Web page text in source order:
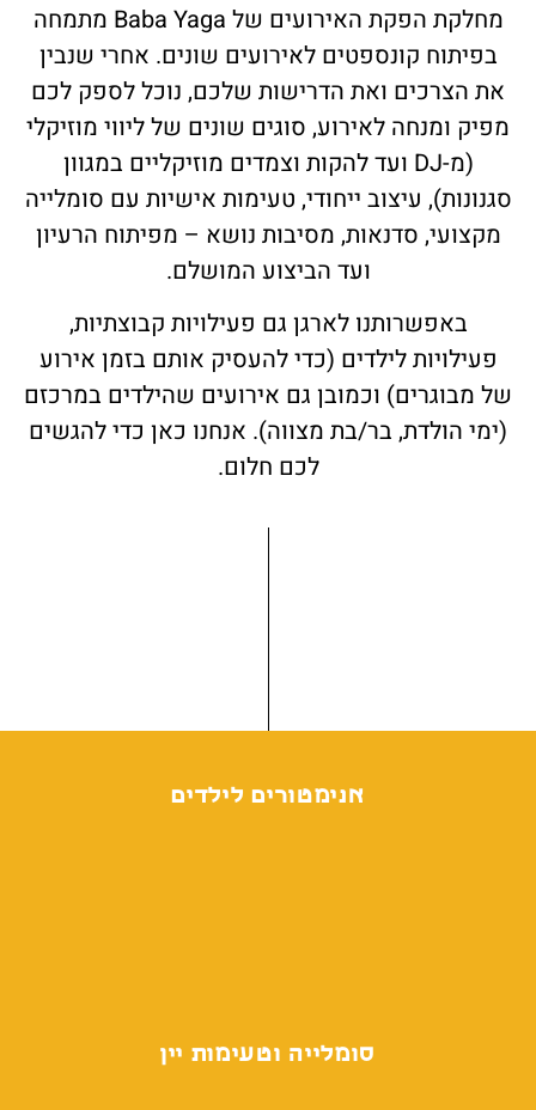
מחלקת הפקת האירועים של Baba Yaga מתמחה
בפיתוח קונספטים לאירועים שונים. אחרי שנבין
את הצרכים ואת הדרישות שלכם, נוכל לספק לכם
מפיק ומנחה לאירוע, סוגים שונים של ליווי מוזיקלי
(מ-DJ ועד להקות וצמדים מוזיקליים במגוון
סגנונות), עיצוב ייחודי, טעימות אישיות עם סומלייה
מקצועי, סדנאות, מסיבות נושא – מפיתוח הרעיון
ועד הביצוע המושלם.
באפשרותנו לארגן גם פעילויות קבוצתיות,
פעילויות לילדים (כדי להעסיק אותם בזמן אירוע
של מבוגרים) וכמובן גם אירועים שהילדים במרכזם
(ימי הולדת, בר/בת מצווה). אנחנו כאן כדי להגשים
לכם חלום.
אנימטורים לילדים
סומלייה וטעימות יין